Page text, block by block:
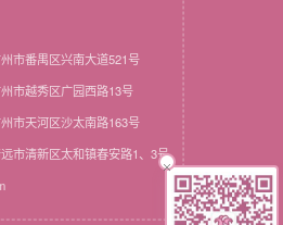
市番禺区兴南大道521号
市越秀区广园西路13号
市天河区沙太南路163号
市清新区太和镇春安路1、3号